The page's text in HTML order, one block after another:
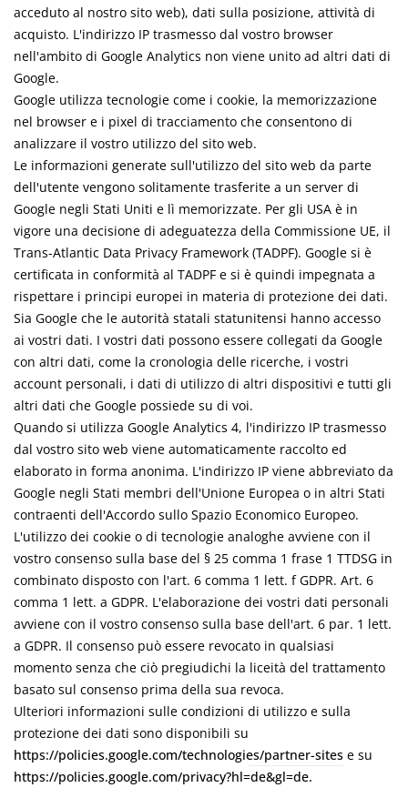
acceduto al nostro sito web), dati sulla posizione, attività di
acquisto. L'indirizzo IP trasmesso dal vostro browser
nell'ambito di Google Analytics non viene unito ad altri dati di
Google.
Google utilizza tecnologie come i cookie, la memorizzazione
nel browser e i pixel di tracciamento che consentono di
analizzare il vostro utilizzo del sito web.
Le informazioni generate sull'utilizzo del sito web da parte
dell'utente vengono solitamente trasferite a un server di
Google negli Stati Uniti e lì memorizzate. Per gli USA è in
vigore una decisione di adeguatezza della Commissione UE, il
Trans-Atlantic Data Privacy Framework (TADPF). Google si è
certificata in conformità al TADPF e si è quindi impegnata a
rispettare i principi europei in materia di protezione dei dati.
Sia Google che le autorità statali statunitensi hanno accesso
ai vostri dati. I vostri dati possono essere collegati da Google
con altri dati, come la cronologia delle ricerche, i vostri
account personali, i dati di utilizzo di altri dispositivi e tutti gli
altri dati che Google possiede su di voi.
Quando si utilizza Google Analytics 4, l'indirizzo IP trasmesso
dal vostro sito web viene automaticamente raccolto ed
elaborato in forma anonima. L'indirizzo IP viene abbreviato da
Google negli Stati membri dell'Unione Europea o in altri Stati
contraenti dell'Accordo sullo Spazio Economico Europeo.
L'utilizzo dei cookie o di tecnologie analoghe avviene con il
vostro consenso sulla base del § 25 comma 1 frase 1 TTDSG in
combinato disposto con l'art. 6 comma 1 lett. f GDPR. Art. 6
comma 1 lett. a GDPR. L'elaborazione dei vostri dati personali
avviene con il vostro consenso sulla base dell'art. 6 par. 1 lett.
a GDPR. Il consenso può essere revocato in qualsiasi
momento senza che ciò pregiudichi la liceità del trattamento
basato sul consenso prima della sua revoca.
Ulteriori informazioni sulle condizioni di utilizzo e sulla
protezione dei dati sono disponibili su
https://policies.google.com/technologies/partner-sites e su
https://policies.google.com/privacy?hl=de&gl=de.